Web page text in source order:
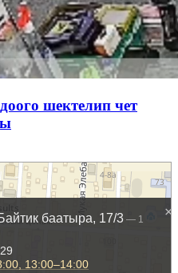
шектелип чет